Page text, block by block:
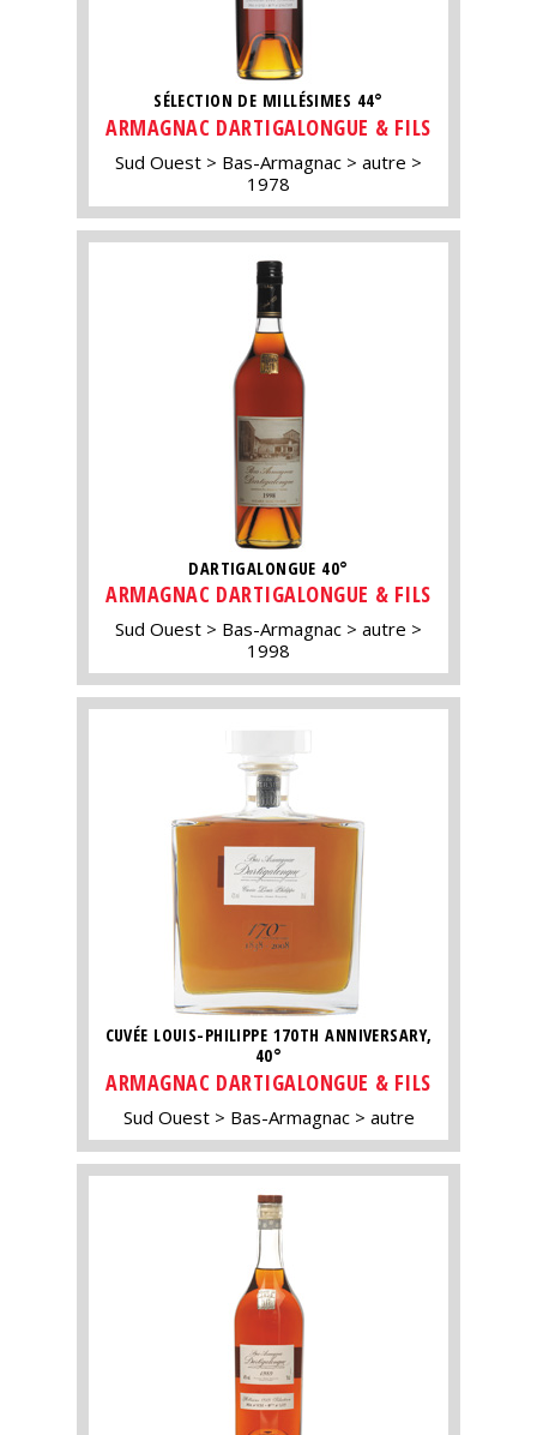
SÉLECTION DE MILLÉSIMES 44°
ARMAGNAC DARTIGALONGUE & FILS
Sud Ouest Bas-Armagnac
autre
1978
DARTIGALONGUE 40°
ARMAGNAC DARTIGALONGUE & FILS
Sud Ouest Bas-Armagnac
autre
1998
CUVÉE LOUIS-PHILIPPE 170TH ANNIVERSARY,
40°
ARMAGNAC DARTIGALONGUE & FILS
Sud Ouest Bas-Armagnac autre